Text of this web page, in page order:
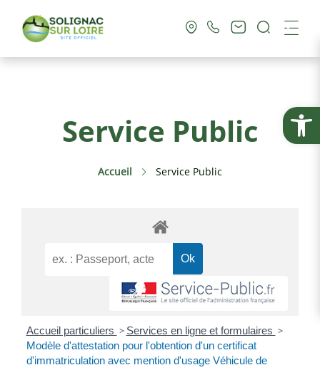
Ouvrir
Vie Pratique
Culture & Loisirs
Service Public
Service Public
Accueil Service Public
Accueil particuliers > Services en ligne et formulaires >
Modèle d'attestation pour l'obtention d'un certificat
d'immatriculation avec mention d'usage Véhicule de